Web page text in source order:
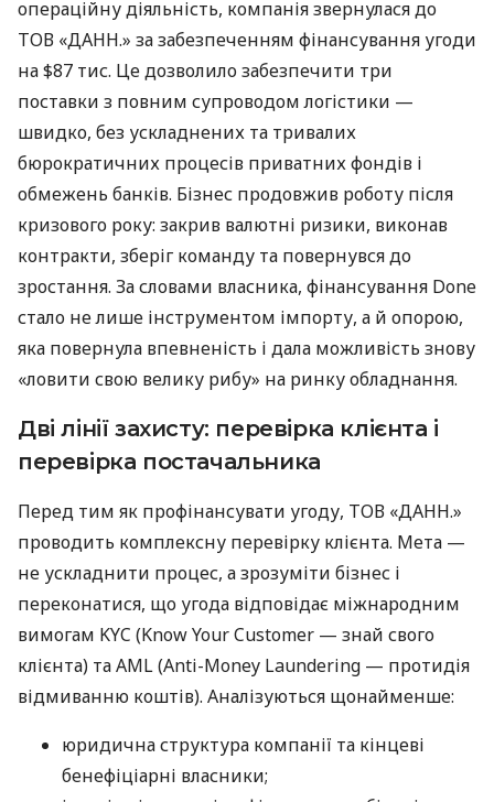
операційну діяльність, компанія звернулася до
ТОВ «ДАНН.» за забезпеченням фінансування угоди
на $87 тис. Це дозволило забезпечити три
поставки з повним супроводом логістики —
швидко, без ускладнених та тривалих
бюрократичних процесів приватних фондів і
обмежень банків. Бізнес продовжив роботу після
кризового року: закрив валютні ризики, виконав
контракти, зберіг команду та повернувся до
зростання. За словами власника, фінансування Done
стало не лише інструментом імпорту, а й опорою,
яка повернула впевненість і дала можливість знову
«ловити свою велику рибу» на ринку обладнання.
Дві лінії захисту: перевірка клієнта і
перевірка постачальника
Перед тим як профінансувати угоду, ТОВ «ДАНН.»
проводить комплексну перевірку клієнта. Мета —
не ускладнити процес, а зрозуміти бізнес і
переконатися, що угода відповідає міжнародним
вимогам KYC (Know Your Customer — знай свого
клієнта) та AML (Anti-Money Laundering — протидія
відмиванню коштів). Аналізуються щонайменше:
юридична структура компанії та кінцеві
бенефіціарні власники;